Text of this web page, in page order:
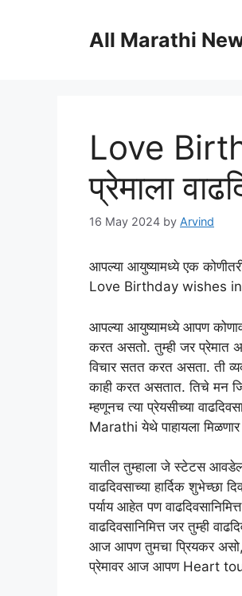
All Marathi
Love
प्रेमाला
16 May 2024 by Arvind
आपल्या आयुष्यामध्ये एक
Love Birthday wishes in
आपल्या आयुष्यामध्ये आपण
करत असतो. तुम्ही जर प्रेमात
विचार सतत करत असता. ती
काही करत असतात. तिचे मन
म्हणूनच त्या प्रेयसीच्या
Marathi येथे पाहायला
यातील तुम्हाला जे स्टेटस
वाढदिवसाच्या हार्दिक
पर्याय आहेत पण
वाढदिवसानिमित्त जर तुम्ही
आज आपण तुमचा प्रियकर असो,
प्रेमावर आज आपण Heart